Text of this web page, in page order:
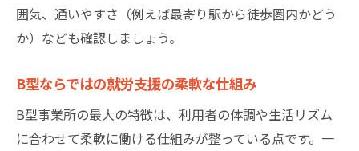
囲気、通いやすさ（例えば最寄り駅から徒歩圏内かどう
か）なども確認しましょう。
B型ならではの就労支援の柔軟な仕組み
B型事業所の最大の特徴は、利用者の体調や生活リズム
に合わせて柔軟に働ける仕組みが整っている点です。一